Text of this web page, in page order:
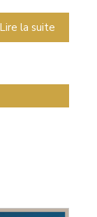
Lire la suite